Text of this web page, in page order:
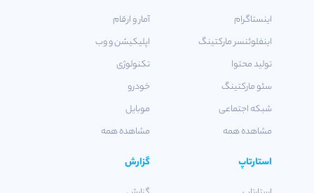
اینستاگرام
اینفلوئنسر مارکتینگ
تولید محتوا
سئو مارکتینگ
شبکه اجتماعی
مشاهده همه
آمار و ارقام
اپلیکیشن و وب
تکنولوژی
خودرو
موبایل
مشاهده همه
استارتاپ گزارش